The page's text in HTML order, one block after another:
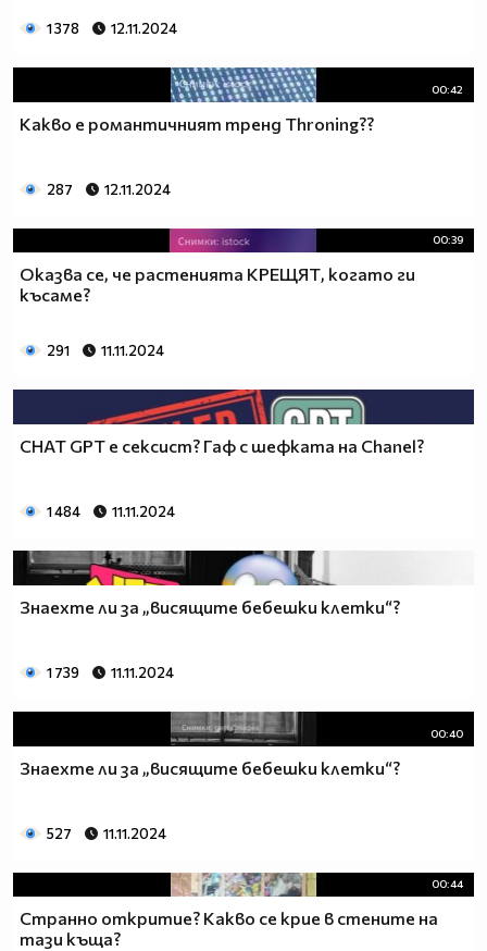
1 378 12.11.2024
00:42
Какво е романтичният тренд Throning??
287 12.11.2024
00:39
Оказва се, че растенията КРЕЩЯТ, когато ги
късаме?
291 11.11.2024
CHAT GPT е сексист? Гаф с шефката на Chanel?
1 484 11.11.2024
Знаехте ли за „висящите бебешки клетки“?
1 739 11.11.2024
00:40
Знаехте ли за „висящите бебешки клетки“?
527 11.11.2024
00:44
Странно откритие? Какво се крие в стените на
тази къща?